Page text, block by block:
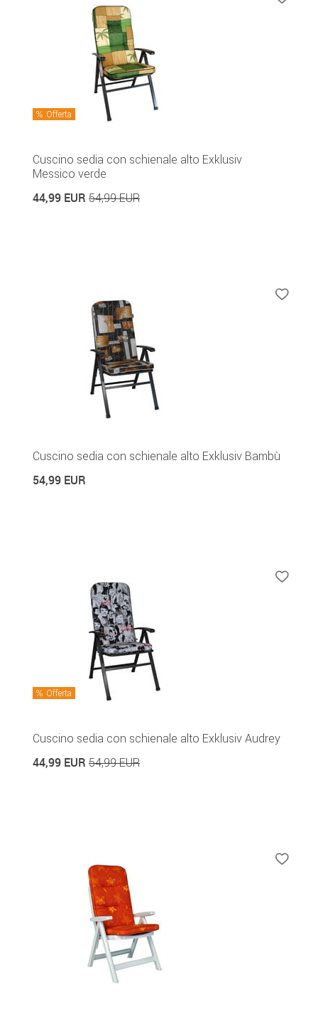
Offerta
Cuscino sedia con schienale alto Exklusiv
Messico verde
44,99 EUR 54,99 EUR
Cuscino sedia con schienale alto Exklusiv Bambù
54,99 EUR
Offerta
Cuscino sedia con schienale alto Exklusiv Audrey
44,99 EUR 54,99 EUR